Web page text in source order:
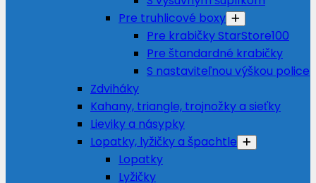
Pre truhlicové boxy
Pre krabičky StarStore100
Pre štandardné krabičky
S nastaviteľnou výškou police
Zdviháky
Kahany, triangle, trojnožky a sieťky
Lieviky a násypky
Lopatky, lyžičky a špachtle
Lopatky
Lyžičky